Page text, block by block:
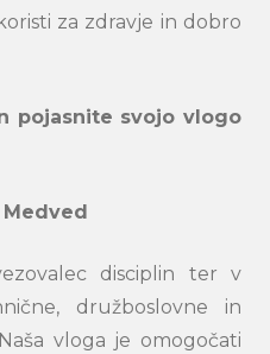
za zdravje in dobro
pojasnite svojo vlogo
disciplin ter v
družboslovne in
vloga je omogočati